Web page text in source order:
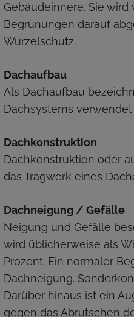
Gebäudeinnere. Sie
Begrünungen darauf
Wurzelschutz.
Dachaufbau
Als Dachaufbau
Dachsystems verwendet
Dachkonstruktion
Dachkonstruktion oder
das Tragwerk eines
Dachneigung / Gefälle
Neigung und Gefälle
wird üblicherweise als
Prozent. Ein normaler
Dachneigung.
Darüber hinaus ist ein
gegen das Abrutschen